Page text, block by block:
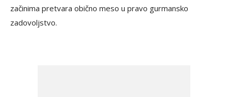
začinima pretvara obično meso u pravo gurmansko
zadovoljstvo.